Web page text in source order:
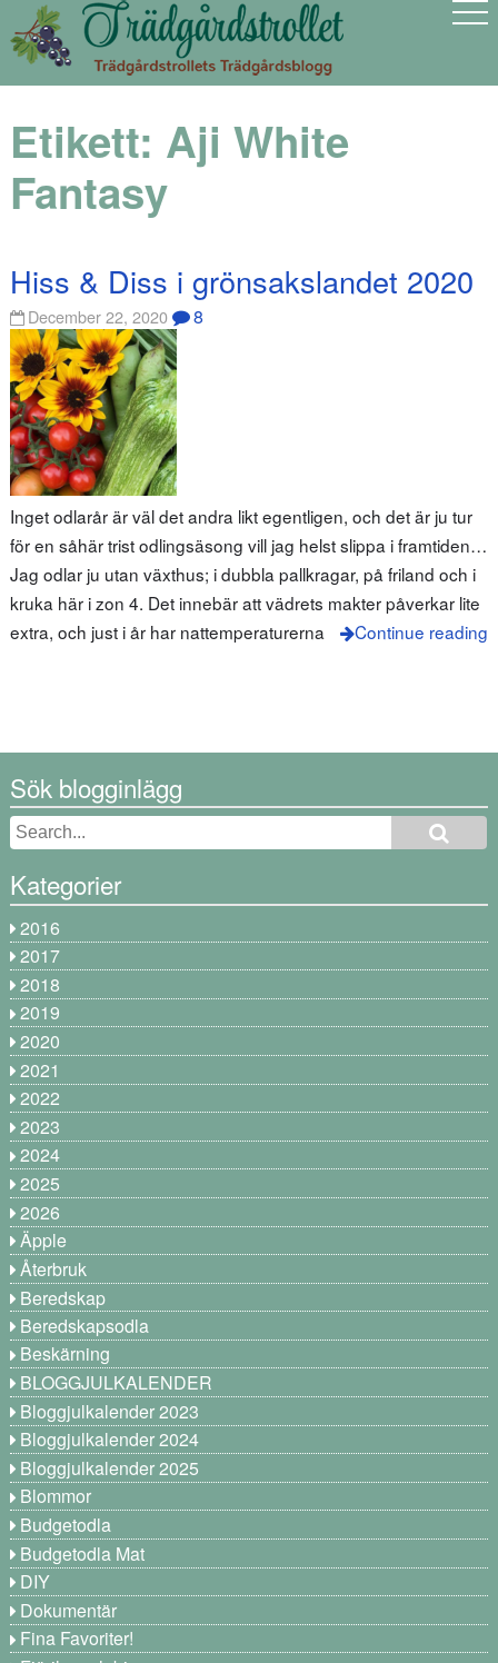
Etikett: Aji White
Fantasy
Hiss & Diss i grönsakslandet 2020
December 22, 2020 8
Inget odlarår är väl det andra likt egentligen, och det är ju tur
för en såhär trist odlingsäsong vill jag helst slippa i framtiden…
Jag odlar ju utan växthus; i dubbla pallkragar, på friland och i
kruka här i zon 4. Det innebär att vädrets makter påverkar lite
extra, och just i år har nattemperaturerna
Continue reading
Sök blogginlägg
Kategorier
2016
2017
2018
2019
2020
2021
2022
2023
2024
2025
2026
Äpple
Återbruk
Beredskap
Beredskapsodla
Beskärning
BLOGGJULKALENDER
Bloggjulkalender 2023
Bloggjulkalender 2024
Bloggjulkalender 2025
Blommor
Budgetodla
Budgetodla Mat
DIY
Dokumentär
Fina Favoriter!